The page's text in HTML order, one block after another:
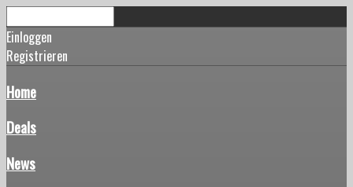
Einloggen
Registrieren
Home
Deals
News